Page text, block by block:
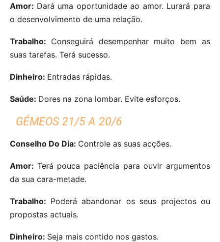
Amor: Dará uma oportunidade ao amor. Lurará para
o desenvolvimento de uma relação.
Trabalho: Conseguirá desempenhar muito bem as
suas tarefas. Terá sucesso.
Dinheiro: Entradas rápidas.
Saúde: Dores na zona lombar. Evite esforços.
GÉMEOS 21/5 A 20/6
Conselho Do Dia: Controle as suas acções.
Amor: Terá pouca paciência para ouvir argumentos
da sua cara-metade.
Trabalho: Poderá abandonar os seus projectos ou
propostas actuais.
Dinheiro: Seja mais contido nos gastos.